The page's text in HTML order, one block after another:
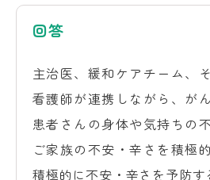
回答
主治医、緩和ケアチーム、
看護師が連携しながら、が
患者さんの身体や気持ちの
ご家族の不安・辛さを積極
積極的に不安・辛さを予防す